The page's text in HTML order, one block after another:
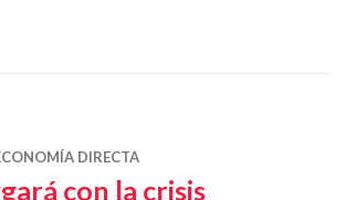
DIRECTA
con la crisis